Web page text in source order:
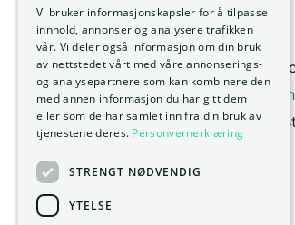
Kom i gang
Kom i gang- logg inn
Oversikt over
Finn en eiendom-
Vi bruker informasjonskapsler for å tilpasse
innhold, annonser og analysere trafikken
vår. Vi deler også informasjon om din bruk
av nettstedet vårt med våre annonserings-
og analysepartnere som kan kombinere den
med annen informasjon du har gitt dem
eller som de har samlet inn fra din bruk av
tjenestene deres. Personvernerklæring
STRENGT NØDVENDIG
YTELSE